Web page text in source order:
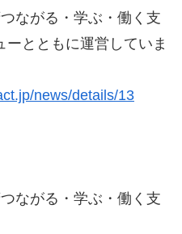
ながる・学ぶ・働く支
とともに運営していま
news/details/13
ながる・学ぶ・働く支